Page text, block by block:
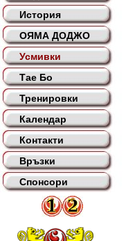
История
ОЯМА ДОДЖО
Усмивки
Тае Бо
Тренировки
Календар
Контакти
Връзки
Спонсори